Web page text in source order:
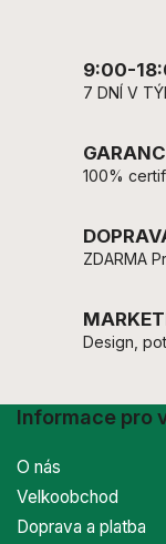
9:00-
7 DNÍ V
100%
ZDARMA
Design,
Informace pro
O nás
Velkoobchod
Doprava a platba